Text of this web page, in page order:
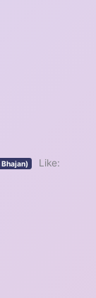
Bhajan)
Like: